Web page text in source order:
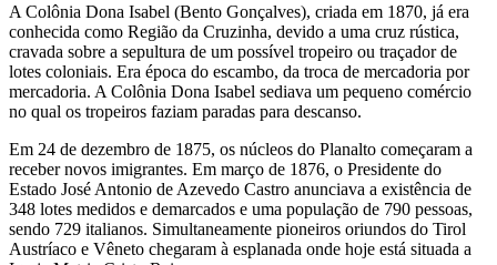
A Colônia Dona Isabel (Bento Gonçalves), criada em 1870, já era
conhecida como Região da Cruzinha, devido a uma cruz rústica,
cravada sobre a sepultura de um possível tropeiro ou traçador de
lotes coloniais. Era época do escambo, da troca de mercadoria por
mercadoria. A Colônia Dona Isabel sediava um pequeno comércio
no qual os tropeiros faziam paradas para descanso.
Em 24 de dezembro de 1875, os núcleos do Planalto começaram a
receber novos imigrantes. Em março de 1876, o Presidente do
Estado José Antonio de Azevedo Castro anunciava a existência de
348 lotes medidos e demarcados e uma população de 790 pessoas,
sendo 729 italianos. Simultaneamente pioneiros oriundos do Tirol
Austríaco e Vêneto chegaram à esplanada onde hoje está situada a